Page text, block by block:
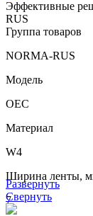
Эффективные
RUS
Группа товаров
NORMA-RUS
Модель
OEC
Материал
W4
Ширина ленты,
7
Развернуть
Свернуть